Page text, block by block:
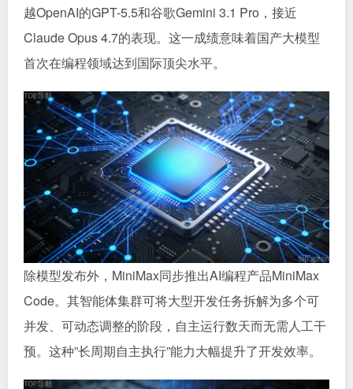
越OpenAI的GPT-5.5和谷歌Gemini 3.1 Pro，接近
Claude Opus 4.7的表现。这一成绩意味着国产大模型
首次在编程领域达到国际顶尖水平。
除模型发布外，MiniMax同步推出AI编程产品MiniMax
Code。其智能体集群可将大型开发任务拆解为多个可
并发、可动态调整的阶段，自主运行数天而无需人工干
预。这种”长周期自主执行”能力大幅提升了开发效率。